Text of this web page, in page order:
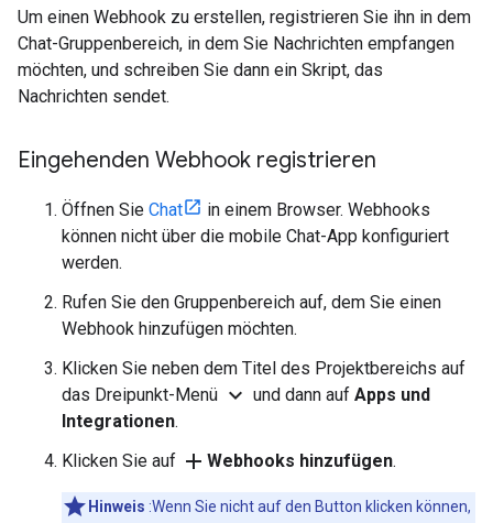
Um einen Webhook zu erstellen, registrieren Sie ihn in dem
Chat-Gruppenbereich, in dem Sie Nachrichten empfangen
möchten, und schreiben Sie dann ein Skript, das
Nachrichten sendet.
Eingehenden Webhook registrieren
Öffnen Sie Chat
in einem Browser. Webhooks
können nicht über die mobile Chat-App konfiguriert
werden.
Rufen Sie den Gruppenbereich auf, dem Sie einen
Webhook hinzufügen möchten.
Klicken Sie neben dem Titel des Projektbereichs auf
das Dreipunkt-Menü expand_more und dann auf Apps und
Integrationen.
Klicken Sie auf add Webhooks hinzufügen.
Hinweis :Wenn Sie nicht auf den Button klicken können,